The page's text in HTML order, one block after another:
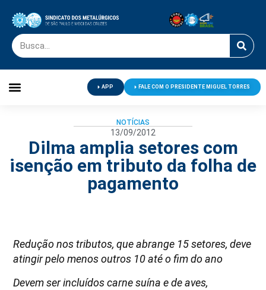
APP FALE COM O PRESIDENTE MIGUEL TORRES
NOTÍCIAS
13/09/2012
Dilma amplia setores com
isenção em tributo da folha de
pagamento
Redução nos tributos, que abrange 15 setores, deve
atingir pelo menos outros 10 até o fim do ano
Devem ser incluídos carne suína e de aves,